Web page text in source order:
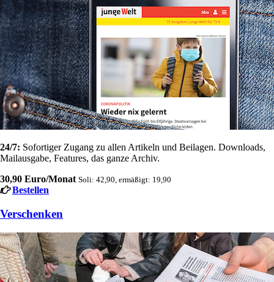
24/7: Sofortiger Zugang zu allen Artikeln und Beilagen. Downloads,
Mailausgabe, Features, das ganze Archiv.
30,90 Euro/Monat Soli: 42,90, ermäßigt: 19,90
Bestellen
Verschenken